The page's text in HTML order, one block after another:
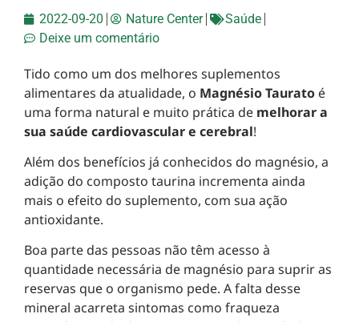
2022-09-20 Nature Center
Saúde
Deixe um comentário
Tido como um dos melhores suplementos
alimentares da atualidade, o Magnésio Taurato é
uma forma natural e muito prática de melhorar a
sua saúde cardiovascular e cerebral!
Além dos benefícios já conhecidos do magnésio, a
adição do composto taurina incrementa ainda
mais o efeito do suplemento, com sua ação
antioxidante.
Boa parte das pessoas não têm acesso à
quantidade necessária de magnésio para suprir as
reservas que o organismo pede. A falta desse
mineral acarreta sintomas como fraqueza